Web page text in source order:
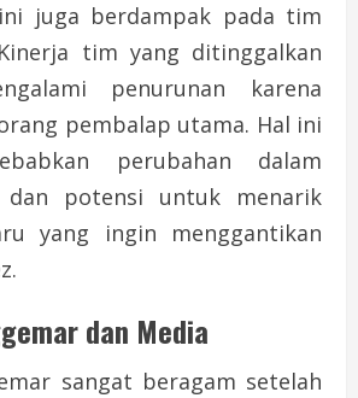
juga berdampak pada tim
tim yang ditinggalkan
penurunan karena
pembalap utama. Hal ini
perubahan dalam
potensi untuk menarik
yang ingin menggantikan
dan Media
sangat beragam setelah